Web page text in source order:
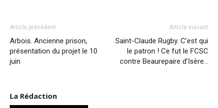
Article précédent
Arbois. Ancienne prison,
présentation du projet le 10
juin
Article suivant
Saint-Claude Rugby. C’est qui
le patron ! Ce fut le FCSC
contre Beaurepaire d’Isère…
La Rédaction